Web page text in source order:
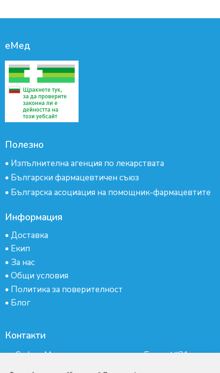
еМед
Полезно
• Изпълнителна агенция по лекарствата
• Български фармацевтичен съюз
• Българска асоциация на помощник-фармацевтите
Информация
• Доставка
• Екип
• За нас
• Общи условия
• Политика за поверителност
• Блог
Контакти
гр.София, Манастирски ливади, ж.к.Бокар №21-